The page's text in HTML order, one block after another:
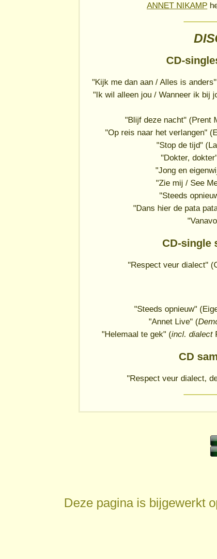
ANNET NIKAMP
CD-
"Kijk me dan aan / Alles is
"Ik wil alleen jou / Wanneer ik bij
"Blijf deze nacht" (Prent
"Op reis naar het verlangen"
"Stop de tijd"
"Dokter,
"Jong en
"Zie mij / See
"Steeds
"Dans hier de pata
CD-single
"Respect veur dialect"
"Steeds opnieuw"
"Annet Live" (
"Helemaal te gek" (incl. dialect
CD
"Respect veur dialect,
Deze pagina is bijgewerkt